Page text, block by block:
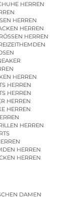
HERREN
HERREN
HERREN
HERREN
HERREN
HERREN
HERREN
HERREN
HERREN
HERREN
HERREN
HERREN
DAMEN